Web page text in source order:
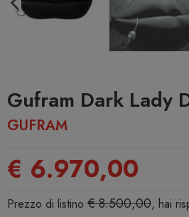
Gufram Dark Lady
GUFRAM
€ 6.970,00
Prezzo di listino € 8.500,00, hai